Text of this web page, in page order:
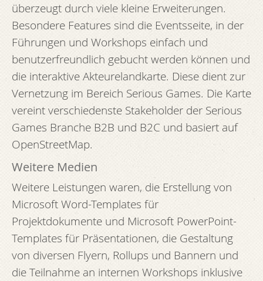
überzeugt durch viele kleine Erweiterungen.
Besondere Features sind die Eventsseite, in der
Führungen und Workshops einfach und
benutzerfreundlich gebucht werden können und
die interaktive Akteurelandkarte. Diese dient zur
Vernetzung im Bereich Serious Games. Die Karte
vereint verschiedenste Stakeholder der Serious
Games Branche B2B und B2C und basiert auf
OpenStreetMap.
Weitere Medien
Weitere Leistungen waren, die Erstellung von
Microsoft Word-Templates für
Projektdokumente und Microsoft PowerPoint-
Templates für Präsentationen, die Gestaltung
von diversen Flyern, Rollups und Bannern und
die Teilnahme an internen Workshops inklusive